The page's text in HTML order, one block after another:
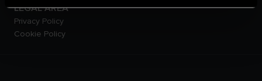
LEGAL AREA
Privacy Policy
Cookie Policy